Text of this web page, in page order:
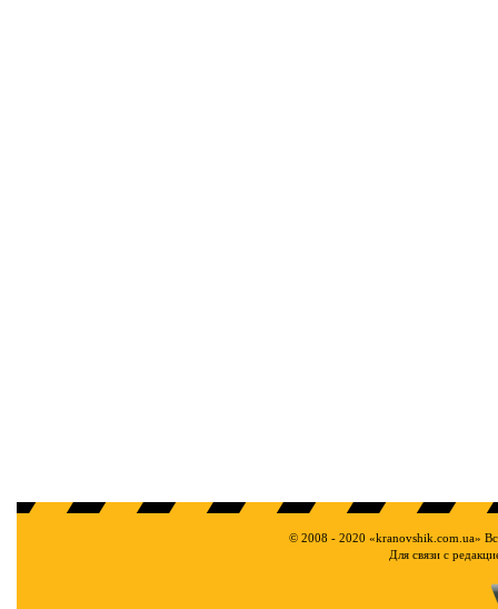
© 2008 - 2020 «kranovshik.com.ua»
Для связи с